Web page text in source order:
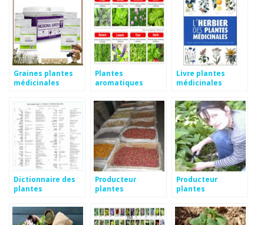
Graines plantes
médicinales
Plantes
aromatiques
Livre plantes
médicinales
Dictionnaire des
plantes
Producteur
plantes
Producteur
plantes